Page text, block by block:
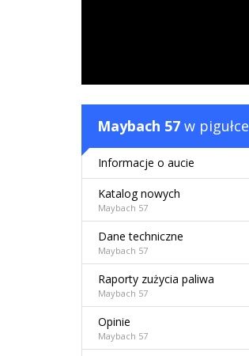
Maybach 57 w pigułce
Informacje o aucie
Katalog nowych
Maybach 57
Dane techniczne
Maybach 57
Raporty zużycia paliwa
Maybach 57
Opinie
Maybach 57